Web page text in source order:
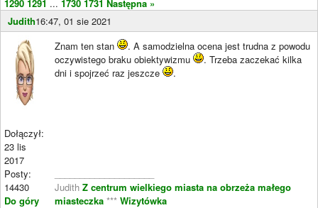
1290 1291 ... 1730 1731 Następna »
Judith16:47, 01 sie 2021
Dołączył:
23 lis
2017
Posty:
14430
Do góry
Znam ten stan
. A samodzielna ocena jest trudna z powodu
oczywistego braku obiektywizmu
. Trzeba zaczekać kilka
dni i spojrzeć raz jeszcze
.
Judith Z centrum wielkiego miasta na obrzeża małego
miasteczka *** Wizytówka